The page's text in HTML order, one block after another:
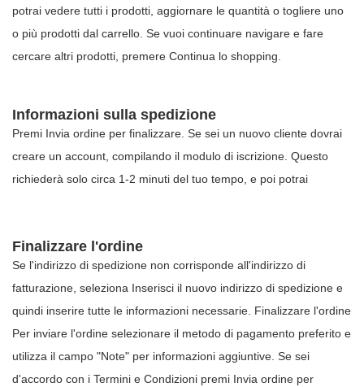
potrai vedere tutti i prodotti, aggiornare le quantità o togliere uno
o più prodotti dal carrello. Se vuoi continuare navigare e fare
cercare altri prodotti, premere Continua lo shopping.
Informazioni sulla spedizione
Premi Invia ordine per finalizzare. Se sei un nuovo cliente dovrai
creare un account, compilando il modulo di iscrizione. Questo
richiederà solo circa 1-2 minuti del tuo tempo, e poi potrai
Finalizzare l'ordine
Se l'indirizzo di spedizione non corrisponde all'indirizzo di
fatturazione, seleziona Inserisci il nuovo indirizzo di spedizione e
quindi inserire tutte le informazioni necessarie. Finalizzare l'ordine
Per inviare l'ordine selezionare il metodo di pagamento preferito e
utilizza il campo "Note" per informazioni aggiuntive. Se sei
d'accordo con i Termini e Condizioni premi Invia ordine per